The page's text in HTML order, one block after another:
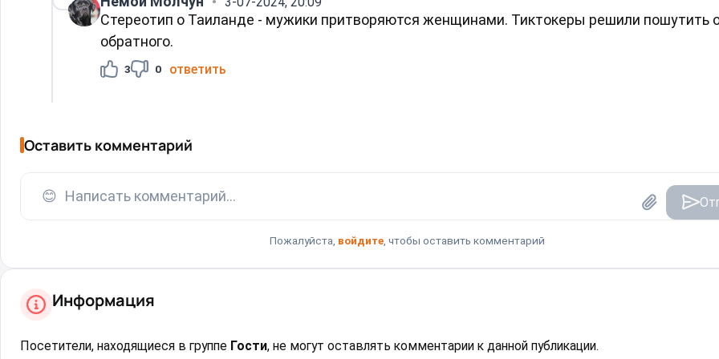
Стереотип о Таиланде - мужики притворяются женщинами. Тиктокеры решили пошутить
обратного.
3 0 ответить
Оставить комментарий
😊 Написать комментарий...
Пожалуйста, войдите, чтобы оставить комментарий
Информация
Посетители, находящиеся в группе Гости, не могут оставлять комментарии к данной публикации.